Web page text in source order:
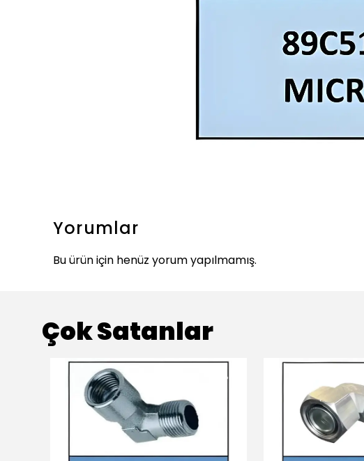
Yorumlar
Bu ürün için henüz yorum yapılmamış.
Çok Satanlar